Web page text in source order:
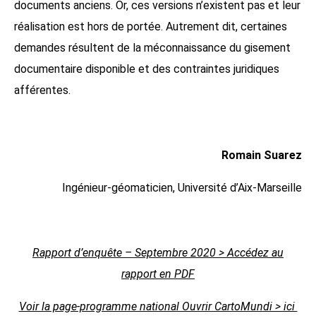
documents anciens. Or, ces versions n’existent pas et leur
réalisation est hors de portée. Autrement dit, certaines
demandes résultent de la méconnaissance du gisement
documentaire disponible et des contraintes juridiques
afférentes.
Romain Suarez
Ingénieur-géomaticien, Université d’Aix-Marseille
Rapport d’enquête – Septembre 2020 > Accédez au
rapport en PDF
Voir la page-programme national Ouvrir CartoMundi > ici